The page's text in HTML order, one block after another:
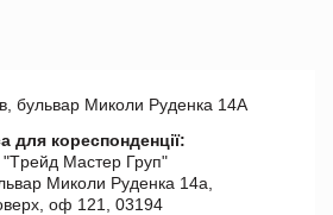
бульвар Миколи Руденка 14А
для кореспонденції:
Мастер Груп"
Миколи Руденка 14а,
оф 121, 03194